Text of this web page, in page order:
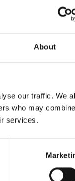
About
our traffic. We
who may
services.
Wir
Ihnen